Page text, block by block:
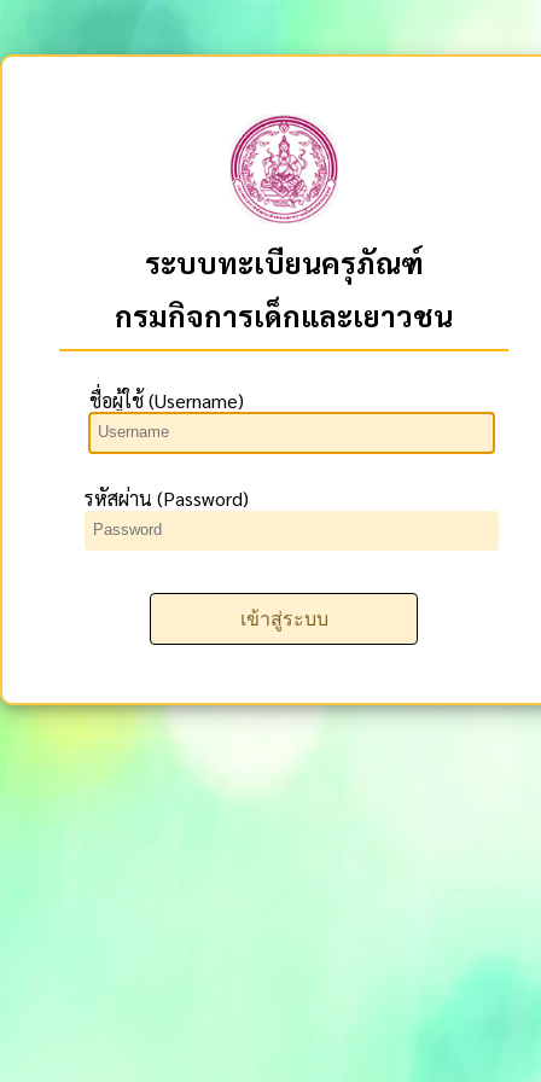
ระบบทะเบียนครุภัณฑ์
กรมกิจการเด็กและเยาวชน
ชื่อผู้ใช้ (Username)
รหัสผ่าน (Password)
เข้าสู่ระบบ